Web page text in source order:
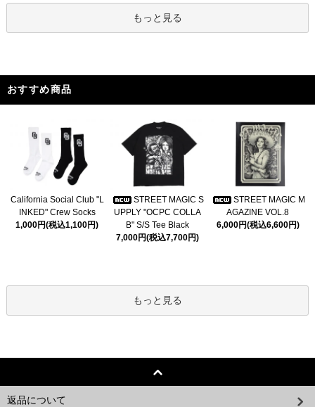
もっと見る
おすすめ商品
California Social Club "L
INKED" Crew Socks
1,000円(税込1,100円)
STREET MAGIC S
UPPLY "OCPC COLLA
B" S/S Tee Black
7,000円(税込7,700円)
STREET MAGIC M
AGAZINE VOL.8
6,000円(税込6,600円)
もっと見る
返品について